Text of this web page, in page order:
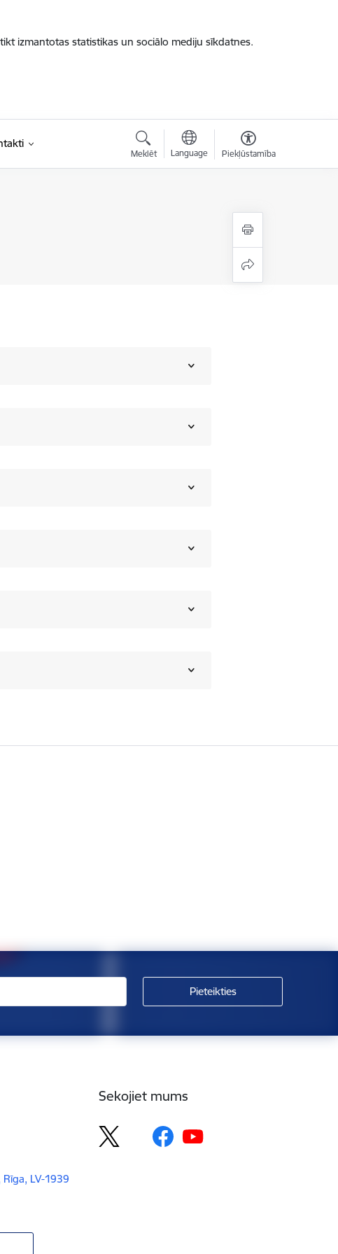
izmantotas statistikas un sociālo mediju sīkdatnes.
Meklēt Language Piekļūstamība
LV-1939
Sekojiet mums